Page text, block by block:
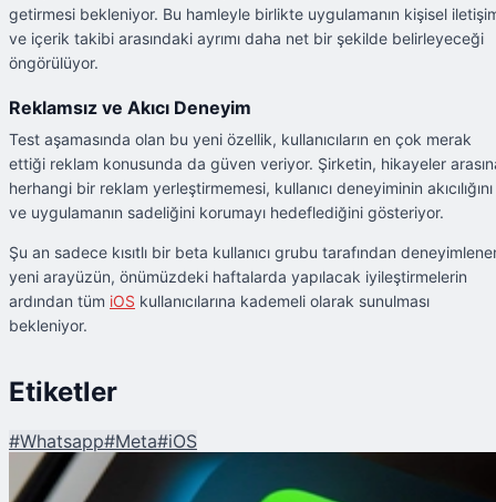
getirmesi bekleniyor. Bu hamleyle birlikte uygulamanın kişisel
ve içerik takibi arasındaki ayrımı daha net bir şekilde belirleyeceği
öngörülüyor.
Reklamsız ve Akıcı Deneyim
Test aşamasında olan bu yeni özellik, kullanıcıların en çok merak
ettiği reklam konusunda da güven veriyor. Şirketin, hikayeler
herhangi bir reklam yerleştirmemesi, kullanıcı deneyiminin akıcılığını
ve uygulamanın sadeliğini korumayı hedeflediğini gösteriyor.
Şu an sadece kısıtlı bir beta kullanıcı grubu tarafından
yeni arayüzün, önümüzdeki haftalarda yapılacak iyileştirmelerin
ardından tüm iOS kullanıcılarına kademeli olarak sunulması
bekleniyor.
Etiketler
#Whatsapp#Meta#iOS